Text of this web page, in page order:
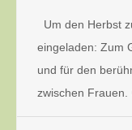
Um den Herbst
eingeladen: Zum
und für den
zwischen